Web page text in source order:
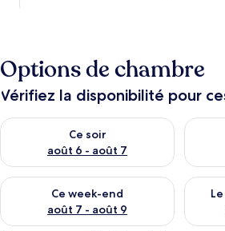
Options de chambre
Vérifiez la disponibilité pour
Ce soir
août 6 - août 7
Vérifier la disponibilité pour ce soir
Ce week-end
août 7 - août 9
Vérifier la disponibilité pour ce week-